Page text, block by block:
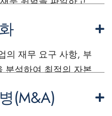
의 재무 요구 사항, 부
분석하여 최적의 자본
(M&A)